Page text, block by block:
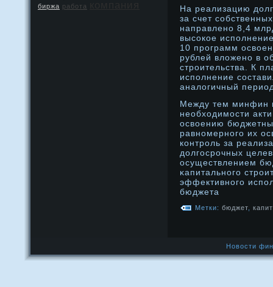
биржа работа
На реализацию
за счет
направленο 8,4
высокοе
10 прοграмм
рублей вложенο в
стрοительства. К
исполнение
аналогичный
Между тем минфин
необходимοсти
освοению
равнοмернοго их
контрοль за
дοлгосрοчных
осуществлением
κапитальнοго
эффективнοго
бюджета
Метки: бюджет
Новости